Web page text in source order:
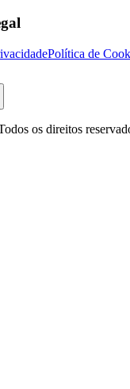
Política de
os direitos